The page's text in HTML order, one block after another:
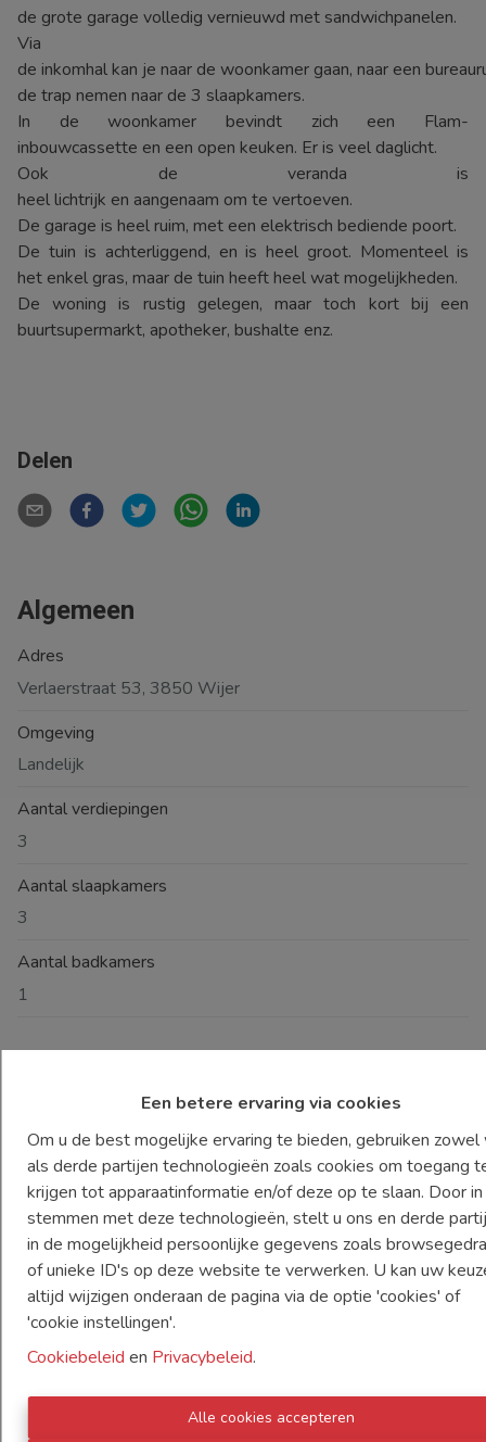
Een betere ervaring via cookies
Om u de best mogelijke ervaring te bieden, gebruiken zowel
als derde partijen technologieën zoals cookies om toegang
krijgen tot apparaatinformatie en/of deze op te slaan. Door
stemmen met deze technologieën, stelt u ons en derde
in de mogelijkheid persoonlijke gegevens zoals
of unieke ID's op deze website te verwerken. U kan uw
altijd wijzigen onderaan de pagina via de optie 'cookies' of
'cookie instellingen'.
Cookiebeleid en Privacybeleid.
Alle cookies accepteren
de grote garage volledig vernieuwd met sandwichpanelen.
Via
de inkomhal kan je naar de woonkamer gaan, naar een
de trap nemen naar de 3 slaapkamers.
In de woonkamer bevindt zich een Flam-
inbouwcassette en een open keuken. Er is veel daglicht.
Ook de veranda is
heel lichtrijk en aangenaam om te vertoeven.
De garage is heel ruim, met een elektrisch bediende poort.
De tuin is achterliggend, en is heel groot. Momenteel is
het enkel gras, maar de tuin heeft heel wat mogelijkheden.
De woning is rustig gelegen, maar toch kort bij een
buurtsupermarkt, apotheker, bushalte enz.
Delen
Algemeen
Adres
Verlaerstraat 53, 3850 Wijer
Omgeving
Landelijk
Aantal verdiepingen
3
Aantal slaapkamers
3
Aantal badkamers
1
Garage
1
Aantal externe parkeerplaatsen
Bewoonbare oppervlakte
136 m²